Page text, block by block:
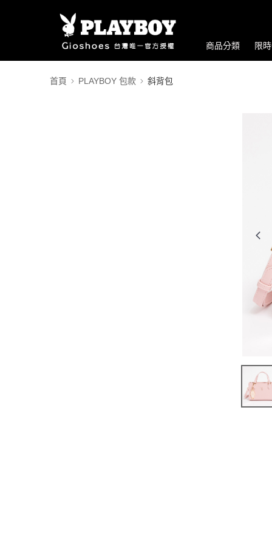
商品分類 限
首頁 PLAYBOY 包款 斜背包